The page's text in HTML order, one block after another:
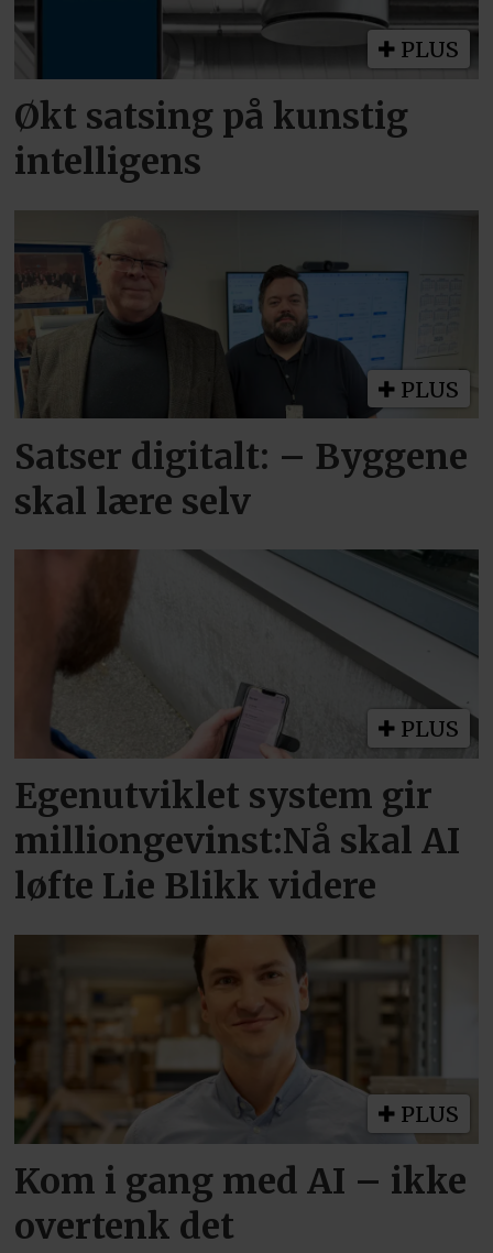
PLUS
Økt satsing på kunstig
intelligens
PLUS
Satser digitalt: – Byggene
skal lære selv
PLUS
Egenutviklet system gir
milliongevinst:Nå skal AI
løfte Lie Blikk videre
PLUS
Kom i gang med AI – ikke
overtenk det